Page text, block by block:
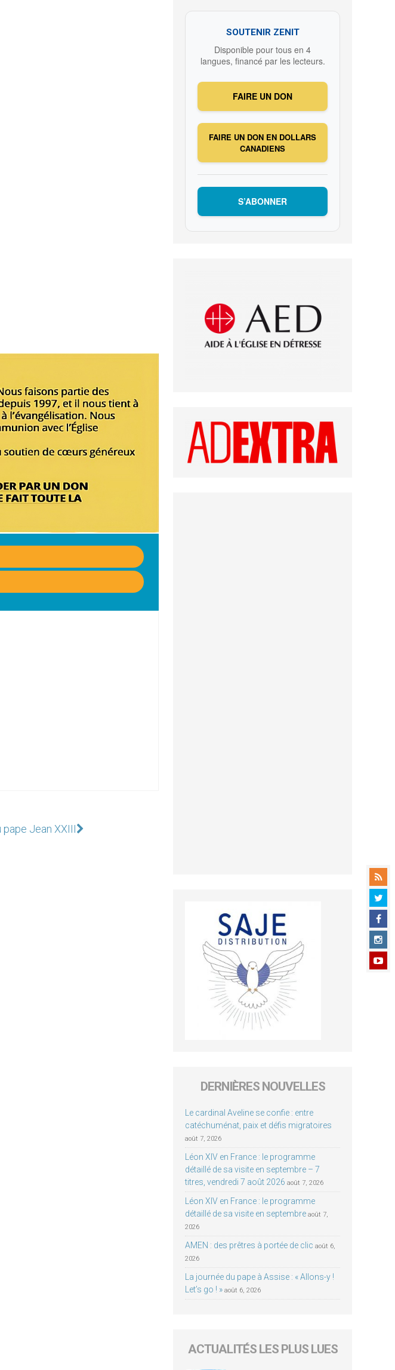
Jean XXIII
SOUTENIR ZENIT
Disponible pour tous en 4
langues, financé par les lecteurs.
FAIRE UN DON
FAIRE UN DON EN DOLLARS
CANADIENS
S’ABONNER
DERNIÈRES NOUVELLES
Le cardinal Aveline se confie : entre
catéchuménat, paix et défis migratoires
août 7, 2026
Léon XIV en France : le programme
détaillé de sa visite en septembre – 7
titres, vendredi 7 août 2026 août 7, 2026
Léon XIV en France : le programme
détaillé de sa visite en septembre août 7,
2026
AMEN : des prêtres à portée de clic août 6,
2026
La journée du pape à Assise : « Allons-y !
Let’s go ! » août 6, 2026
ACTUALITÉS LES PLUS LUES